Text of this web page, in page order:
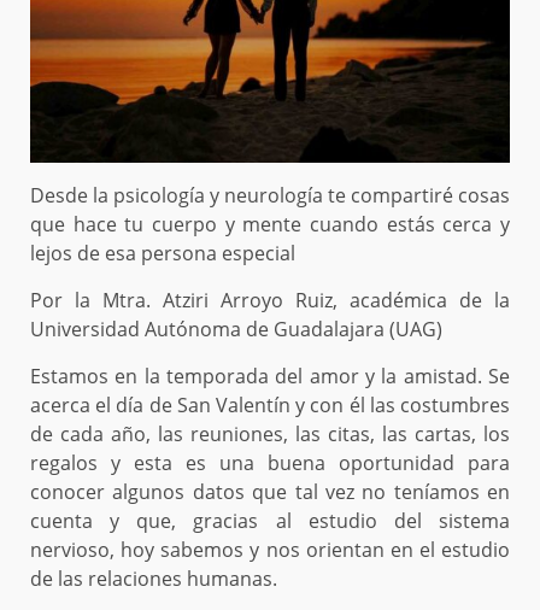
Desde la psicología y neurología te compartiré cosas
que hace tu cuerpo y mente cuando estás cerca y
lejos de esa persona especial
Por la Mtra. Atziri Arroyo Ruiz, académica de la
Universidad Autónoma de Guadalajara (UAG)
Estamos en la temporada del amor y la amistad. Se
acerca el día de San Valentín y con él las costumbres
de cada año, las reuniones, las citas, las cartas, los
regalos y esta es una buena oportunidad para
conocer algunos datos que tal vez no teníamos en
cuenta y que, gracias al estudio del sistema
nervioso, hoy sabemos y nos orientan en el estudio
de las relaciones humanas.